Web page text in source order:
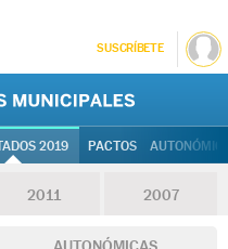
SUSCRÍBETE
2019 PACTOS
2011 2007